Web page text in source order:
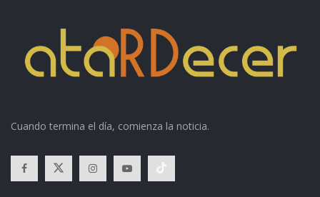
Cuando termina el día, comienza la noticia.